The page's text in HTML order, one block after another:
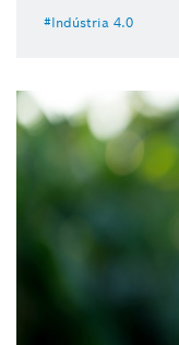
Indústria 4.0